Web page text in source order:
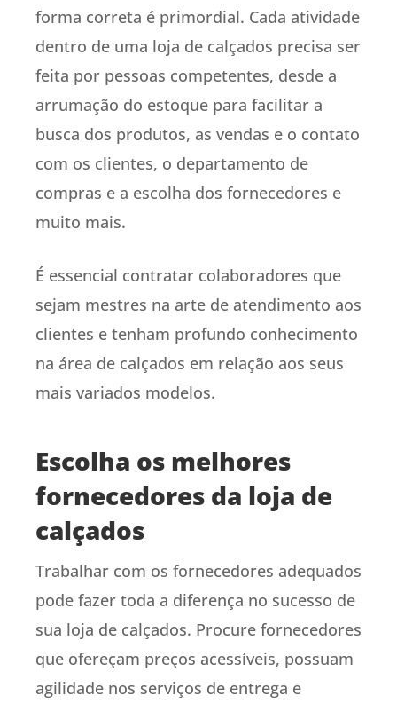
forma correta é primordial. Cada atividade
dentro de uma loja de calçados precisa ser
feita por pessoas competentes, desde a
arrumação do estoque para facilitar a
busca dos produtos, as vendas e o contato
com os clientes, o departamento de
compras e a escolha dos fornecedores e
muito mais.
É essencial contratar colaboradores que
sejam mestres na arte de atendimento aos
clientes e tenham profundo conhecimento
na área de calçados em relação aos seus
mais variados modelos.
Escolha os melhores
fornecedores da loja de
calçados
Trabalhar com os fornecedores adequados
pode fazer toda a diferença no sucesso de
sua loja de calçados. Procure fornecedores
que ofereçam preços acessíveis, possuam
agilidade nos serviços de entrega e